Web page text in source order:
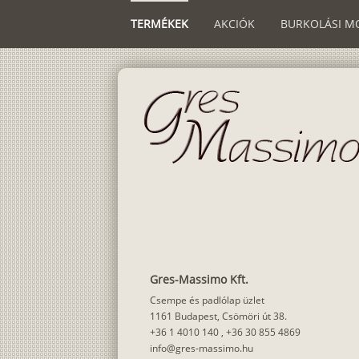
TERMÉKEK AKCIÓK BURKOLÁSI
Gres-Massimo Kft.
Csempe és padlólap üzlet
1161 Budapest, Csömöri út 38.
+36 1 4010 140 , +36 30 855 4869
info@gres-massimo.hu